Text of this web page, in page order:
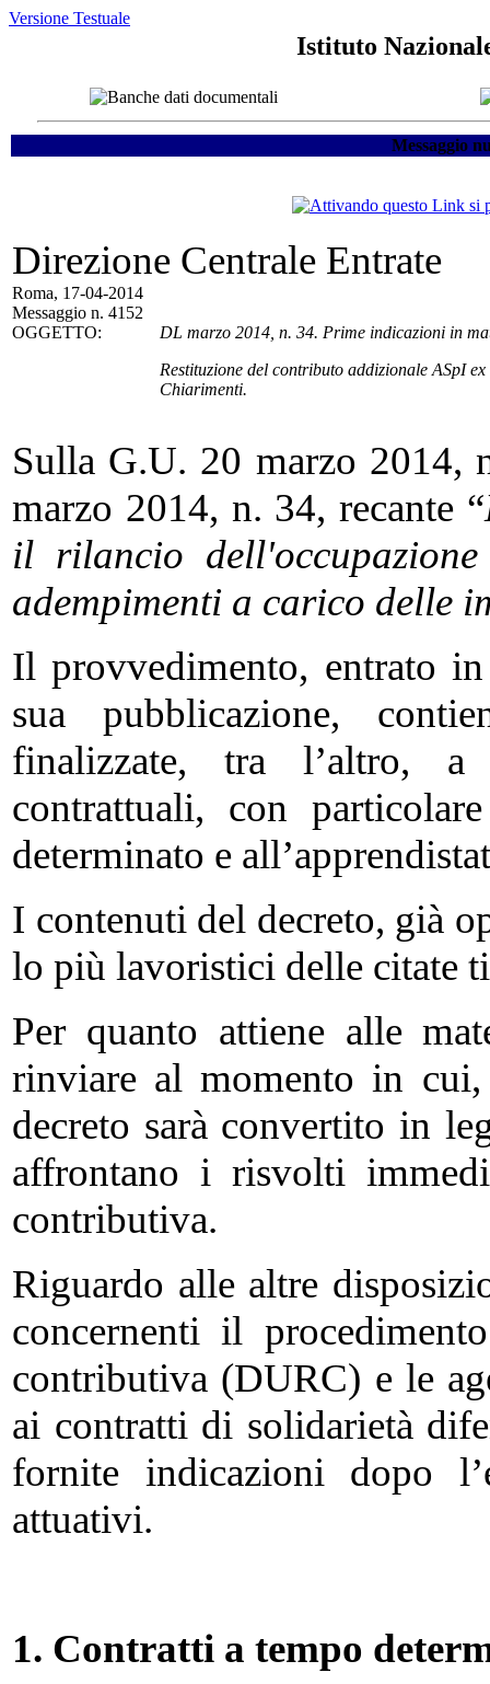
Versione Testuale
Istituto
Messaggio
Direzione Centrale Entrate
Roma, 17-04-2014
Messaggio n. 4152
OGGETTO:
DL marzo 2014, n. 34. Prime indicazioni in
Restituzione del contributo addizionale ASpI
Chiarimenti.
Sulla G.U. 20 marzo 2014,
marzo 2014, n. 34, recante “
il rilancio
adempimenti a carico delle
Il provvedimento, entrato
sua pubblicazione,
finalizzate, tra l’altro, a
contrattuali, con
determinato e
I contenuti del decreto, già
lo più lavoristici delle citate
Per quanto attiene alle
rinviare al momento in cui,
decreto sarà convertito in
affrontano i risvolti
contributiva.
Riguardo alle altre
concernenti il
contributiva (DURC) e le
ai contratti di solidarietà
fornite indicazioni dopo
attuativi.
1. Contratti a tempo